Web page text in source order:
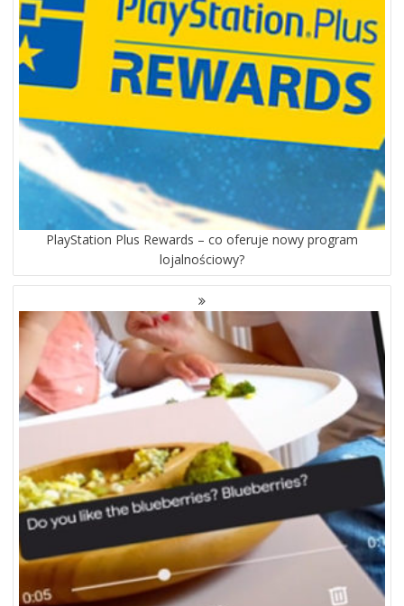
PlayStation Plus Rewards – co oferuje nowy program
lojalnościowy?